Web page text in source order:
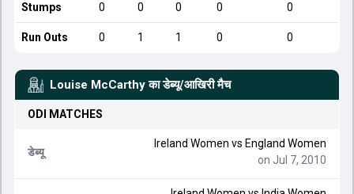
Stumps 0 0 0 0 0
Run Outs 0 1 1 0 0
Louise McCarthy का डेब्यू/आखिरी मैच
ODI MATCHES
डेब्यू
Ireland Women vs England Women
on Jul 7, 2010